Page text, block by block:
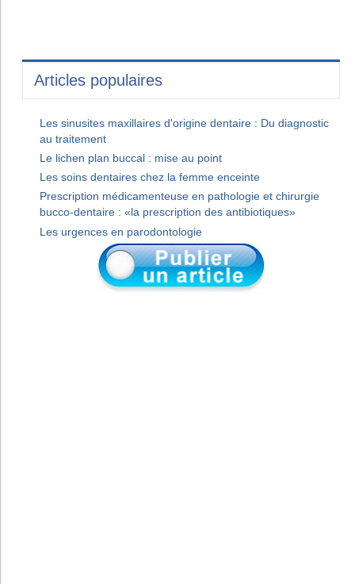
Articles populaires
Les sinusites maxillaires d'origine dentaire : Du diagnostic
au traitement
Le lichen plan buccal : mise au point
Les soins dentaires chez la femme enceinte
Prescription médicamenteuse en pathologie et chirurgie
bucco-dentaire : «la prescription des antibiotiques»
Les urgences en parodontologie